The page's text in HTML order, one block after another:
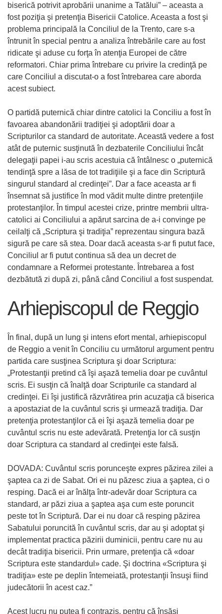
biserică potrivit aprobării unanime a Tatălui” – aceasta a
fost poziţia şi pretenţia Bisericii Catolice. Aceasta a fost şi
problema principală la Conciliul de la Trento, care s-a
întrunit în special pentru a analiza întrebările care au fost
ridicate şi aduse cu forţa în atenţia Europei de către
reformatori. Chiar prima întrebare cu privire la credinţă pe
care Conciliul a discutat-o a fost întrebarea care aborda
acest subiect.
O partidă puternică chiar dintre catolici la Conciliu a fost în
favoarea abandonării tradiţiei şi adoptării doar a
Scripturilor ca standard de autoritate. Această vedere a fost
atât de puternic susţinută în dezbaterile Conciliului încât
delegaţii papei i-au scris acestuia că întâlnesc o „puternică
tendinţă spre a lăsa de tot tradiţiile şi a face din Scriptură
singurul standard al credinţei”. Dar a face aceasta ar fi
însemnat să justifice în mod vădit multe dintre pretenţiile
protestanţilor. În timpul acestei crize, printre membrii ultra-
catolici ai Conciliului a apărut sarcina de a-i convinge pe
ceilalţi că „Scriptura şi tradiţia” reprezentau singura bază
sigură pe care să stea. Doar dacă aceasta s-ar fi putut face,
Conciliul ar fi putut continua să dea un decret de
condamnare a Reformei protestante. Întrebarea a fost
dezbătută zi după zi, până când Conciliul a fost suspendat.
Arhiepiscopul de Reggio
În final, după un lung şi intens efort mental, arhiepiscopul
de Reggio a venit în Conciliu cu următorul argument pentru
partida care susţinea Scriptura şi doar Scriptura:
„Protestanţii pretind că îşi aşază temelia doar pe cuvântul
scris. Ei susţin că înalţă doar Scripturile ca standard al
credinţei. Ei îşi justifică răzvrătirea prin acuzaţia că biserica
a apostaziat de la cuvântul scris şi urmează tradiţia. Dar
pretenţia protestanţilor că ei îşi aşază temelia doar pe
cuvântul scris nu este adevărată. Pretenţia lor că susţin
doar Scriptura ca standard al credinţei este falsă.
DOVADA: Cuvântul scris porunceşte expres păzirea zilei a
şaptea ca zi de Sabat. Ori ei nu păzesc ziua a şaptea, ci o
resping. Dacă ei ar înălţa într-adevăr doar Scriptura ca
standard, ar păzi ziua a şaptea aşa cum este poruncit
peste tot în Scriptură. Dar ei nu doar că resping păzirea
Sabatului poruncită în cuvântul scris, dar au şi adoptat şi
implementat practica păzirii duminicii, pentru care nu au
decât tradiţia bisericii. Prin urmare, pretenţia că «doar
Scriptura este standardul» cade. Şi doctrina «Scriptura şi
tradiţia» este pe deplin întemeiată, protestanţii însuşi fiind
judecătorii în acest caz.”
Acest lucru nu putea fi contrazis, pentru că însăşi